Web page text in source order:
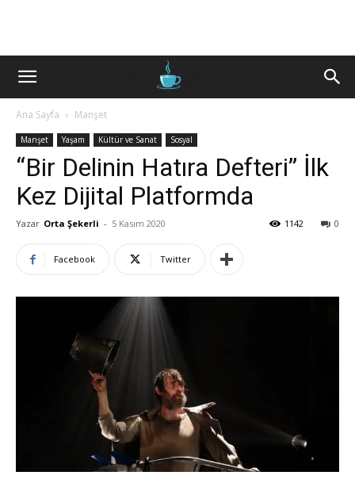
Ana Sayfa Manşet
Manşet Yaşam Kültür ve Sanat Sosyal
“Bir Delinin Hatıra Defteri” İlk
Kez Dijital Platformda
Yazar Orta Şekerli - 5 Kasım 2020 0
1142
Facebook Twitter